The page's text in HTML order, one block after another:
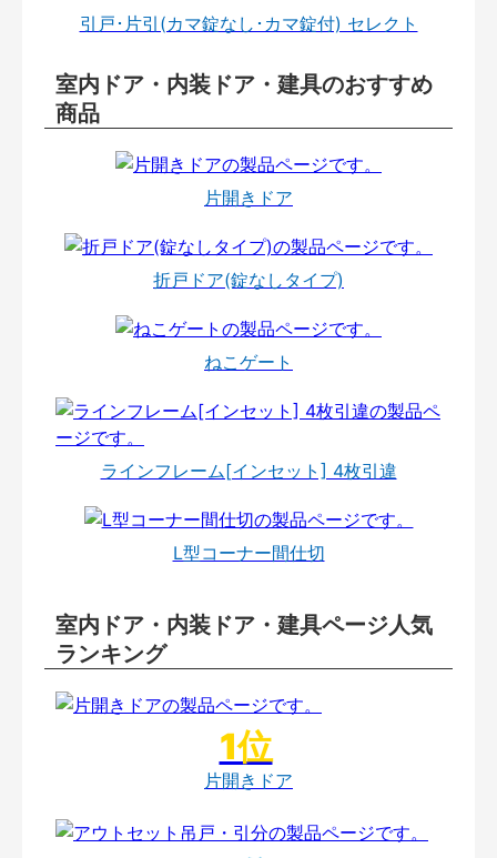
引戸･片引(カマ錠なし･カマ錠付) セレクト
室内ドア・内装ドア・建具のおすすめ
商品
片開きドア
折戸ドア(錠なしタイプ)
ねこゲート
ラインフレーム[インセット] 4枚引違
L型コーナー間仕切
室内ドア・内装ドア・建具ページ人気
ランキング
片開きドア